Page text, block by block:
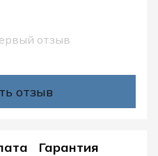
отзыв
отзыв
Гарантия